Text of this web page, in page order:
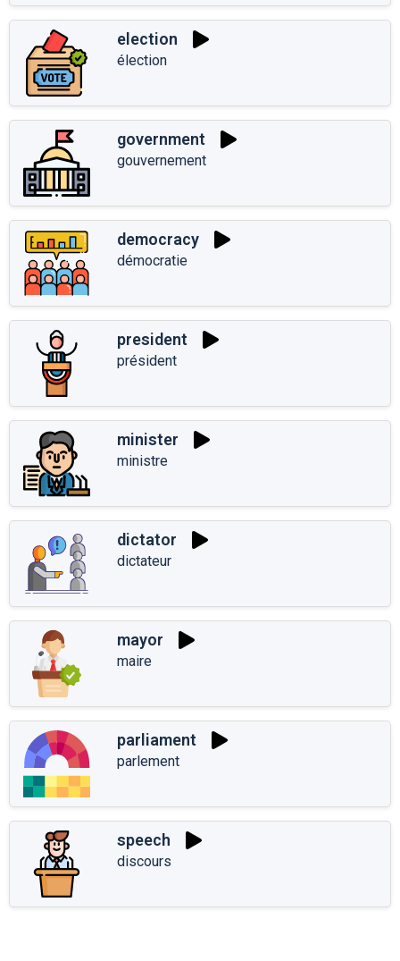
election
élection
government
gouvernement
democracy
démocratie
president
président
minister
ministre
dictator
dictateur
mayor
maire
parliament
parlement
speech
discours